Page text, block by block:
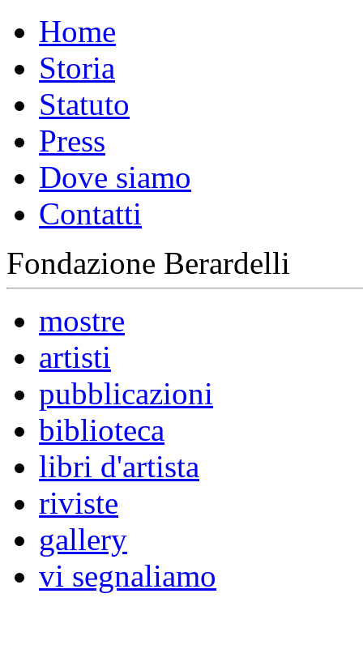
Home
Storia
Statuto
Press
Dove siamo
Contatti
Fondazione Berardelli
mostre
artisti
pubblicazioni
biblioteca
libri d'artista
riviste
gallery
vi segnaliamo